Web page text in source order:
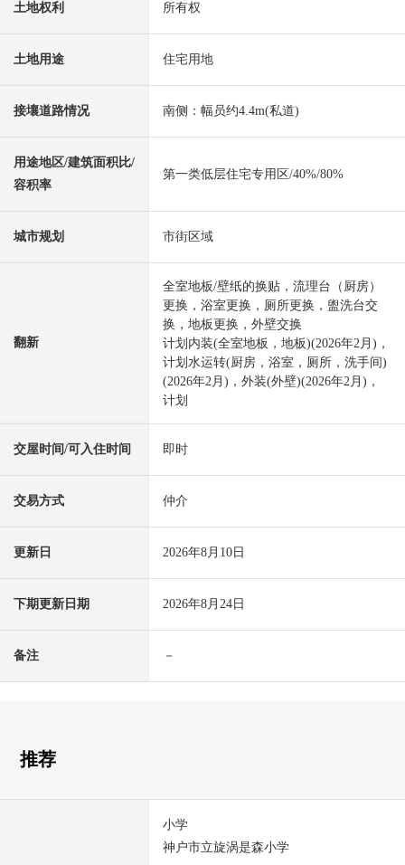
土地权利 所有权
土地用途 住宅用地
接壤道路情况 南侧：幅员约4.4m(私道)
用途地区/建筑面积比/
容积率
第一类低层住宅专用区/40%/80%
城市规划 市街区域
翻新
全室地板/壁纸的换贴，流理台（厨房）
更换，浴室更换，厕所更换，盥洗台交
换，地板更换，外壁交换
计划内装(全室地板，地板)(2026年2月)，
计划水运转(厨房，浴室，厕所，洗手间)
(2026年2月)，外装(外壁)(2026年2月)，
计划
交屋时间/可入住时间 即时
交易方式 仲介
更新日 2026年8月10日
下期更新日期 2026年8月24日
备注 －
推荐
小学
神户市立旋涡是森小学